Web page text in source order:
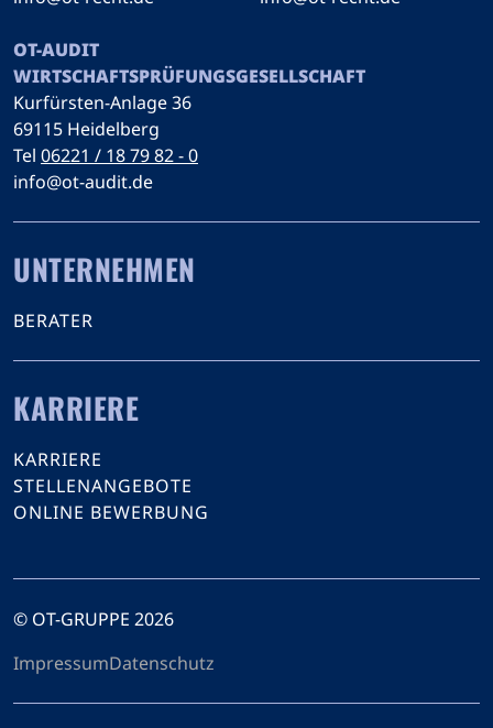
OT-AUDIT
WIRTSCHAFTSPRÜFUNGSGESELLSCHAFT
Kurfürsten-Anlage 36
69115 Heidelberg
Tel 06221 / 18 79 82 - 0
info@ot-audit.de
UNTERNEHMEN
BERATER
KARRIERE
KARRIERE
STELLENANGEBOTE
ONLINE BEWERBUNG
© OT-GRUPPE 2026
ImpressumDatenschutz